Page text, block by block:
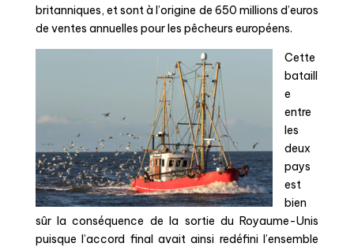
britanniques, et sont à l’origine de 650 millions d’euros
de ventes annuelles pour les pêcheurs européens.
Cette
bataill
e
entre
les
deux
pays
est
bien
sûr la conséquence de la sortie du Royaume-Unis
puisque l’accord final avait ainsi redéfini l’ensemble